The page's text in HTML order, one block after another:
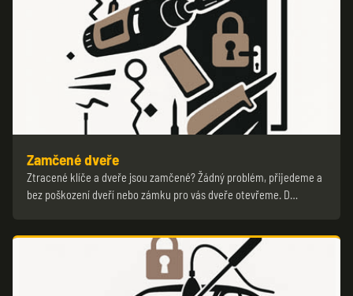
Zamčené dveře
Ztracené klíče a dveře jsou zamčené? Žádný problém, přijedeme a
bez poškození dveří nebo zámku pro vás dveře otevřeme. D…